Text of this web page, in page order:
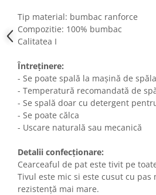
Tip material: bumbac ranforce
Compozitie: 100% bumbac
Calitatea I
Întreținere:
- Se poate spală la mașină de
- Temperatură recomandată de
- Se spală doar cu detergent
- Se poate călca
- Uscare naturală sau mecanică
Detalii confecționare:
Cearceaful de pat este tivit pe
Tivul este mic si este cusut cu pas
rezistență mai mare.